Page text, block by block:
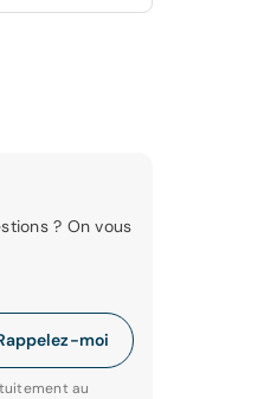
? On vous
moi
au